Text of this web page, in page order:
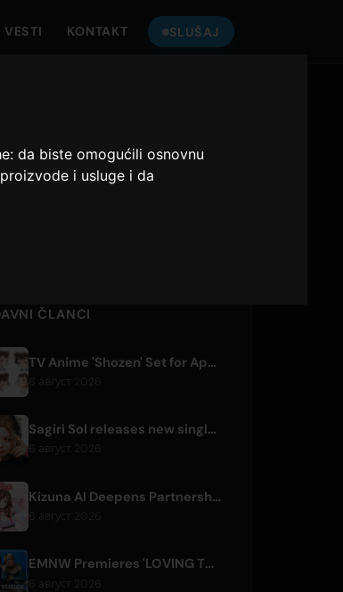
da biste omogućili osnovnu
i usluge i da
VESTI KONTAKT SLUŠAJ
ČLANCI
TV Anime 'Shozen' Set for April 2027 Premiere on Fuji TV
Sagiri Sol releases new single 'next to your love' after hiatus
6 август 2026
Kizuna AI Deepens Partnership with Asobisystem Ahead of 10th Anniversary World Tour
EMNW Premieres 'LOVING TO GET US BY' Music Video on August 7
6 август 2026